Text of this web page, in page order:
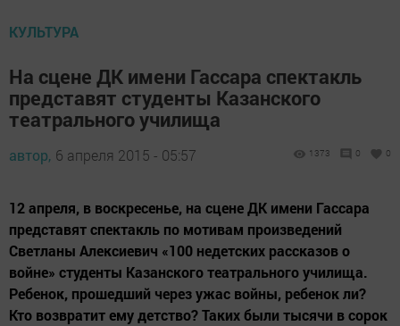
КУЛЬТУРА
На сцене ДК имени Гассара спектакль
представят студенты Казанского
театрального училища
автор, 6 апреля 2015 - 05:57 1373 0 0
12 апреля, в воскресенье, на сцене ДК имени Гассара
представят спектакль по мотивам произведений
Светланы Алексиевич «100 недетских рассказов о
войне» студенты Казанского театрального училища.
Ребенок, прошедший через ужас войны, ребенок ли?
Кто возвратит ему детство? Таких были тысячи в сорок